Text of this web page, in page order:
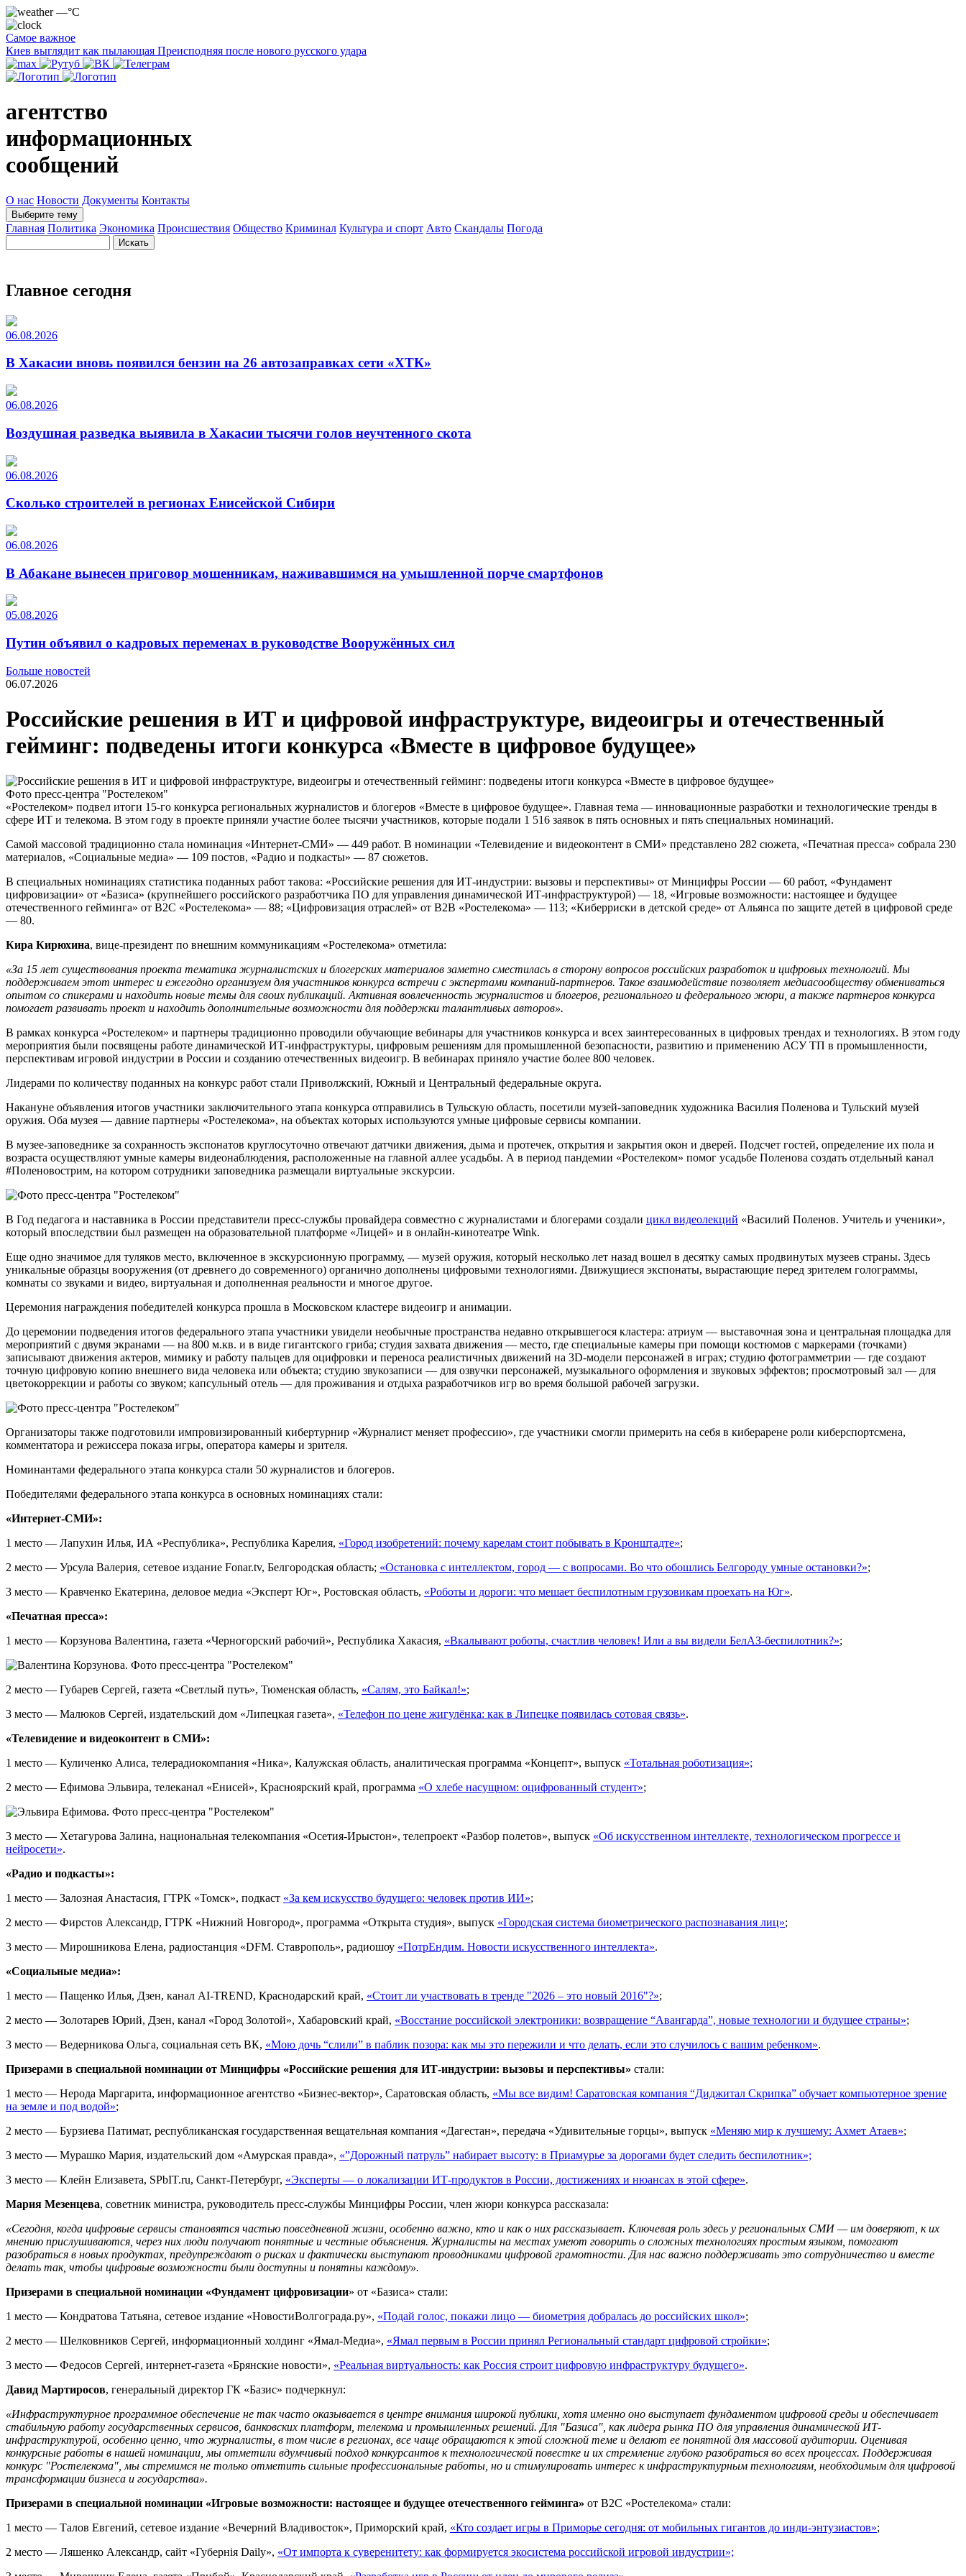
—°C
Самое важное
Киев выглядит как пылающая Преисподняя после нового русского удара
агентство
информационных
сообщений
О нас Новости Документы Контакты
Выберите тему
Главная Политика Экономика Происшествия Общество Криминал Культура и спорт Авто Скандалы Погода
Главное сегодня
06.08.2026
В Хакасии вновь появился бензин на 26 автозаправках сети «ХТК»
06.08.2026
Воздушная разведка выявила в Хакасии тысячи голов неучтенного скота
06.08.2026
Сколько строителей в регионах Енисейской Сибири
06.08.2026
В Абакане вынесен приговор мошенникам, наживавшимся на умышленной порче смартфонов
05.08.2026
Путин объявил о кадровых переменах в руководстве Вооружённых сил
Больше новостей
06.07.2026
Российские решения в ИТ и цифровой инфраструктуре, видеоигры и отечественный
гейминг: подведены итоги конкурса «Вместе в цифровое будущее»
Фото пресс-центра "Ростелеком"
«Ростелеком» подвел итоги 15-го конкурса региональных журналистов и блогеров «Вместе в цифровое будущее». Главная тема — инновационные разработки и технологические тренды в
сфере ИТ и телекома. В этом году в проекте приняли участие более тысячи участников, которые подали 1 516 заявок в пять основных и пять специальных номинаций.
Самой массовой традиционно стала номинация «Интернет-СМИ» — 449 работ. В номинации «Телевидение и видеоконтент в СМИ» представлено 282 сюжета, «Печатная пресса» собрала 230
материалов, «Социальные медиа» — 109 постов, «Радио и подкасты» — 87 сюжетов.
В специальных номинациях статистика поданных работ такова: «Российские решения для ИТ-индустрии: вызовы и перспективы» от Минцифры России — 60 работ, «Фундамент
цифровизации» от «Базиса» (крупнейшего российского разработчика ПО для управления динамической ИТ-инфраструктурой) — 18, «Игровые возможности: настоящее и будущее
отечественного гейминга» от В2С «Ростелекома» — 88; «Цифровизация отраслей» от В2В «Ростелекома» — 113; «Киберриски в детской среде» от Альянса по защите детей в цифровой среде
— 80.
Кира Кирюхина, вице-президент по внешним коммуникациям «Ростелекома» отметила:
«За 15 лет существования проекта тематика журналистских и блогерских материалов заметно сместилась в сторону вопросов российских разработок и цифровых технологий. Мы
поддерживаем этот интерес и ежегодно организуем для участников конкурса встречи с экспертами компаний-партнеров. Такое взаимодействие позволяет медиасообществу обмениваться
опытом со спикерами и находить новые темы для своих публикаций. Активная вовлеченность журналистов и блогеров, регионального и федерального жюри, а также партнеров конкурса
помогает развивать проект и находить дополнительные возможности для поддержки талантливых авторов».
В рамках конкурса «Ростелеком» и партнеры традиционно проводили обучающие вебинары для участников конкурса и всех заинтересованных в цифровых трендах и технологиях. В этом году
мероприятия были посвящены работе динамической ИТ-инфраструктуры, цифровым решениям для промышленной безопасности, развитию и применению АСУ ТП в промышленности,
перспективам игровой индустрии в России и созданию отечественных видеоигр. В вебинарах приняло участие более 800 человек.
Лидерами по количеству поданных на конкурс работ стали Приволжский, Южный и Центральный федеральные округа.
Накануне объявления итогов участники заключительного этапа конкурса отправились в Тульскую область, посетили музей-заповедник художника Василия Поленова и Тульский музей
оружия. Оба музея — давние партнеры «Ростелекома», на объектах которых используются умные цифровые сервисы компании.
В музее-заповеднике за сохранность экспонатов круглосуточно отвечают датчики движения, дыма и протечек, открытия и закрытия окон и дверей. Подсчет гостей, определение их пола и
возраста осуществляют умные камеры видеонаблюдения, расположенные на главной аллее усадьбы. А в период пандемии «Ростелеком» помог усадьбе Поленова создать отдельный канал
#Поленовострим, на котором сотрудники заповедника размещали виртуальные экскурсии.
В Год педагога и наставника в России представители пресс-службы провайдера совместно с журналистами и блогерами создали цикл видеолекций «Василий Поленов. Учитель и ученики»,
который впоследствии был размещен на образовательной платформе «Лицей» и в онлайн-кинотеатре Wink.
Еще одно значимое для туляков место, включенное в экскурсионную программу, — музей оружия, который несколько лет назад вошел в десятку самых продвинутых музеев страны. Здесь
уникальные образцы вооружения (от древнего до современного) органично дополнены цифровыми технологиями. Движущиеся экспонаты, вырастающие перед зрителем голограммы,
комнаты со звуками и видео, виртуальная и дополненная реальности и многое другое.
Церемония награждения победителей конкурса прошла в Московском кластере видеоигр и анимации.
До церемонии подведения итогов федерального этапа участники увидели необычные пространства недавно открывшегося кластера: атриум — выставочная зона и центральная площадка для
мероприятий с двумя экранами — на 800 м.кв. и в виде гигантского гриба; студия захвата движения — место, где специальные камеры при помощи костюмов с маркерами (точками)
записывают движения актеров, мимику и работу пальцев для оцифровки и переноса реалистичных движений на 3D-модели персонажей в играх; студию фотограмметрии — где создают
точную цифровую копию внешнего вида человека или объекта; студию звукозаписи — для озвучки персонажей, музыкального оформления и звуковых эффектов; просмотровый зал — для
цветокоррекции и работы со звуком; капсульный отель — для проживания и отдыха разработчиков игр во время большой рабочей загрузки.
Организаторы также подготовили импровизированный кибертурнир «Журналист меняет профессию», где участники смогли примерить на себя в киберарене роли киберспортсмена,
комментатора и режиссера показа игры, оператора камеры и зрителя.
Номинантами федерального этапа конкурса стали 50 журналистов и блогеров.
Победителями федерального этапа конкурса в основных номинациях стали:
«Интернет-СМИ»:
1 место — Лапухин Илья, ИА «Республика», Республика Карелия, «Город изобретений: почему карелам стоит побывать в Кронштадте»;
2 место — Урсула Валерия, сетевое издание Fonar.tv, Белгородская область; «Остановка с интеллектом, город — с вопросами. Во что обошлись Белгороду умные остановки?»;
3 место — Кравченко Екатерина, деловое медиа «Эксперт Юг», Ростовская область, «Роботы и дороги: что мешает беспилотным грузовикам проехать на Юг».
«Печатная пресса»:
1 место — Корзунова Валентина, газета «Черногорский рабочий», Республика Хакасия, «Вкалывают роботы, счастлив человек! Или а вы видели БелАЗ-беспилотник?»;
2 место — Губарев Сергей, газета «Светлый путь», Тюменская область, «Салям, это Байкал!»;
3 место — Малюков Сергей, издательский дом «Липецкая газета», «Телефон по цене жигулёнка: как в Липецке появилась сотовая связь».
«Телевидение и видеоконтент в СМИ»:
1 место — Куличенко Алиса, телерадиокомпания «Ника», Калужская область, аналитическая программа «Концепт», выпуск «Тотальная роботизация»;
2 место — Ефимова Эльвира, телеканал «Енисей», Красноярский край, программа «О хлебе насущном: оцифрованный студент»;
3 место — Хетагурова Залина, национальная телекомпания «Осетия-Ирыстон», телепроект «Разбор полетов», выпуск «Об искусственном интеллекте, технологическом прогрессе и
нейросети».
«Радио и подкасты»:
1 место — Залозная Анастасия, ГТРК «Томск», подкаст «За кем искусство будущего: человек против ИИ»;
2 место — Фирстов Александр, ГТРК «Нижний Новгород», программа «Открыта студия», выпуск «Городская система биометрического распознавания лиц»;
3 место — Мирошникова Елена, радиостанция «DFM. Ставрополь», радиошоу «ПотрЕндим. Новости искусственного интеллекта».
«Социальные медиа»:
1 место — Пащенко Илья, Дзен, канал AI-TREND, Краснодарский край, «Стоит ли участвовать в тренде "2026 – это новый 2016"?»;
2 место — Золотарев Юрий, Дзен, канал «Город Зoлотой», Хабаровский край, «Восстание российской электроники: возвращение “Авангарда”, новые технологии и будущее страны»;
3 место — Ведерникова Ольга, социальная сеть ВК, «Мою дочь “слили” в паблик позора: как мы это пережили и что делать, если это случилось с вашим ребенком».
Призерами в специальной номинации от Минцифры «Российские решения для ИТ-индустрии: вызовы и перспективы» стали:
1 место — Нерода Маргарита, информационное агентство «Бизнес-вектор», Саратовская область, «Мы все видим! Саратовская компания “Диджитал Скрипка” обучает компьютерное зрение
на земле и под водой»;
2 место — Бурзиева Патимат, республиканская государственная вещательная компания «Дагестан», передача «Удивительные горцы», выпуск «Меняю мир к лучшему: Ахмет Атаев»;
3 место — Мурашко Мария, издательский дом «Амурская правда», «”Дорожный патруль” набирает высоту: в Приамурье за дорогами будет следить беспилотник»;
3 место — Клейн Елизавета, SPbIT.ru, Санкт-Петербург, «Эксперты — о локализации ИТ-продуктов в России, достижениях и нюансах в этой сфере».
Мария Мезенцева, советник министра, руководитель пресс-службы Минцифры России, член жюри конкурса рассказала:
«Сегодня, когда цифровые сервисы становятся частью повседневной жизни, особенно важно, кто и как о них рассказывает. Ключевая роль здесь у региональных СМИ — им доверяют, к их
мнению прислушиваются, через них люди получают понятные и честные объяснения. Журналисты на местах умеют говорить о сложных технологиях простым языком, помогают
разобраться в новых продуктах, предупреждают о рисках и фактически выступают проводниками цифровой грамотности. Для нас важно поддерживать это сотрудничество и вместе
делать так, чтобы цифровые возможности были доступны и понятны каждому».
Призерами в специальной номинации «Фундамент цифровизации» от «Базиса» стали:
1 место — Кондратова Татьяна, сетевое издание «НовостиВолгограда.ру», «Подай голос, покажи лицо — биометрия добралась до российских школ»;
2 место — Шелковников Сергей, информационный холдинг «Ямал-Медиа», «Ямал первым в России принял Региональный стандарт цифровой стройки»;
3 место — Федосов Сергей, интернет-газета «Брянские новости», «Реальная виртуальность: как Россия строит цифровую инфраструктуру будущего».
Давид Мартиросов, генеральный директор ГК «Базис» подчеркнул:
«Инфраструктурное программное обеспечение не так часто оказывается в центре внимания широкой публики, хотя именно оно выступает фундаментом цифровой среды и обеспечивает
стабильную работу государственных сервисов, банковских платформ, телекома и промышленных решений. Для "Базиса", как лидера рынка ПО для управления динамической ИТ-
инфраструктурой, особенно ценно, что журналисты, в том числе в регионах, все чаще обращаются к этой сложной теме и делают ее понятной для массовой аудитории. Оценивая
конкурсные работы в нашей номинации, мы отметили вдумчивый подход конкурсантов к технологической повестке и их стремление глубоко разобраться во всех процессах. Поддерживая
конкурс "Ростелекома", мы стремимся не только отметить сильные профессиональные работы, но и стимулировать интерес к инфраструктурным технологиям, необходимым для цифровой
трансформации бизнеса и государства».
Призерами в специальной номинации «Игровые возможности: настоящее и будущее отечественного гейминга» от В2С «Ростелекома» стали:
1 место — Талов Евгений, сетевое издание «Вечерний Владивосток», Приморский край, «Кто создает игры в Приморье сегодня: от мобильных гигантов до инди-энтузиастов»;
2 место — Ляшенко Александр, сайт «Губернiя Daily», «От импорта к суверенитету: как формируется экосистема российской игровой индустрии»;